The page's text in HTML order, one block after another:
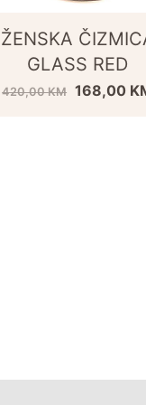
ŽENSKA
GLASS RED
420,00KM 168,00